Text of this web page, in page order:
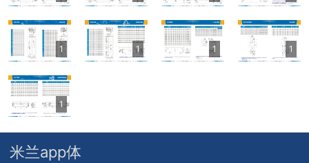
1 1 1 1
1
米兰app体